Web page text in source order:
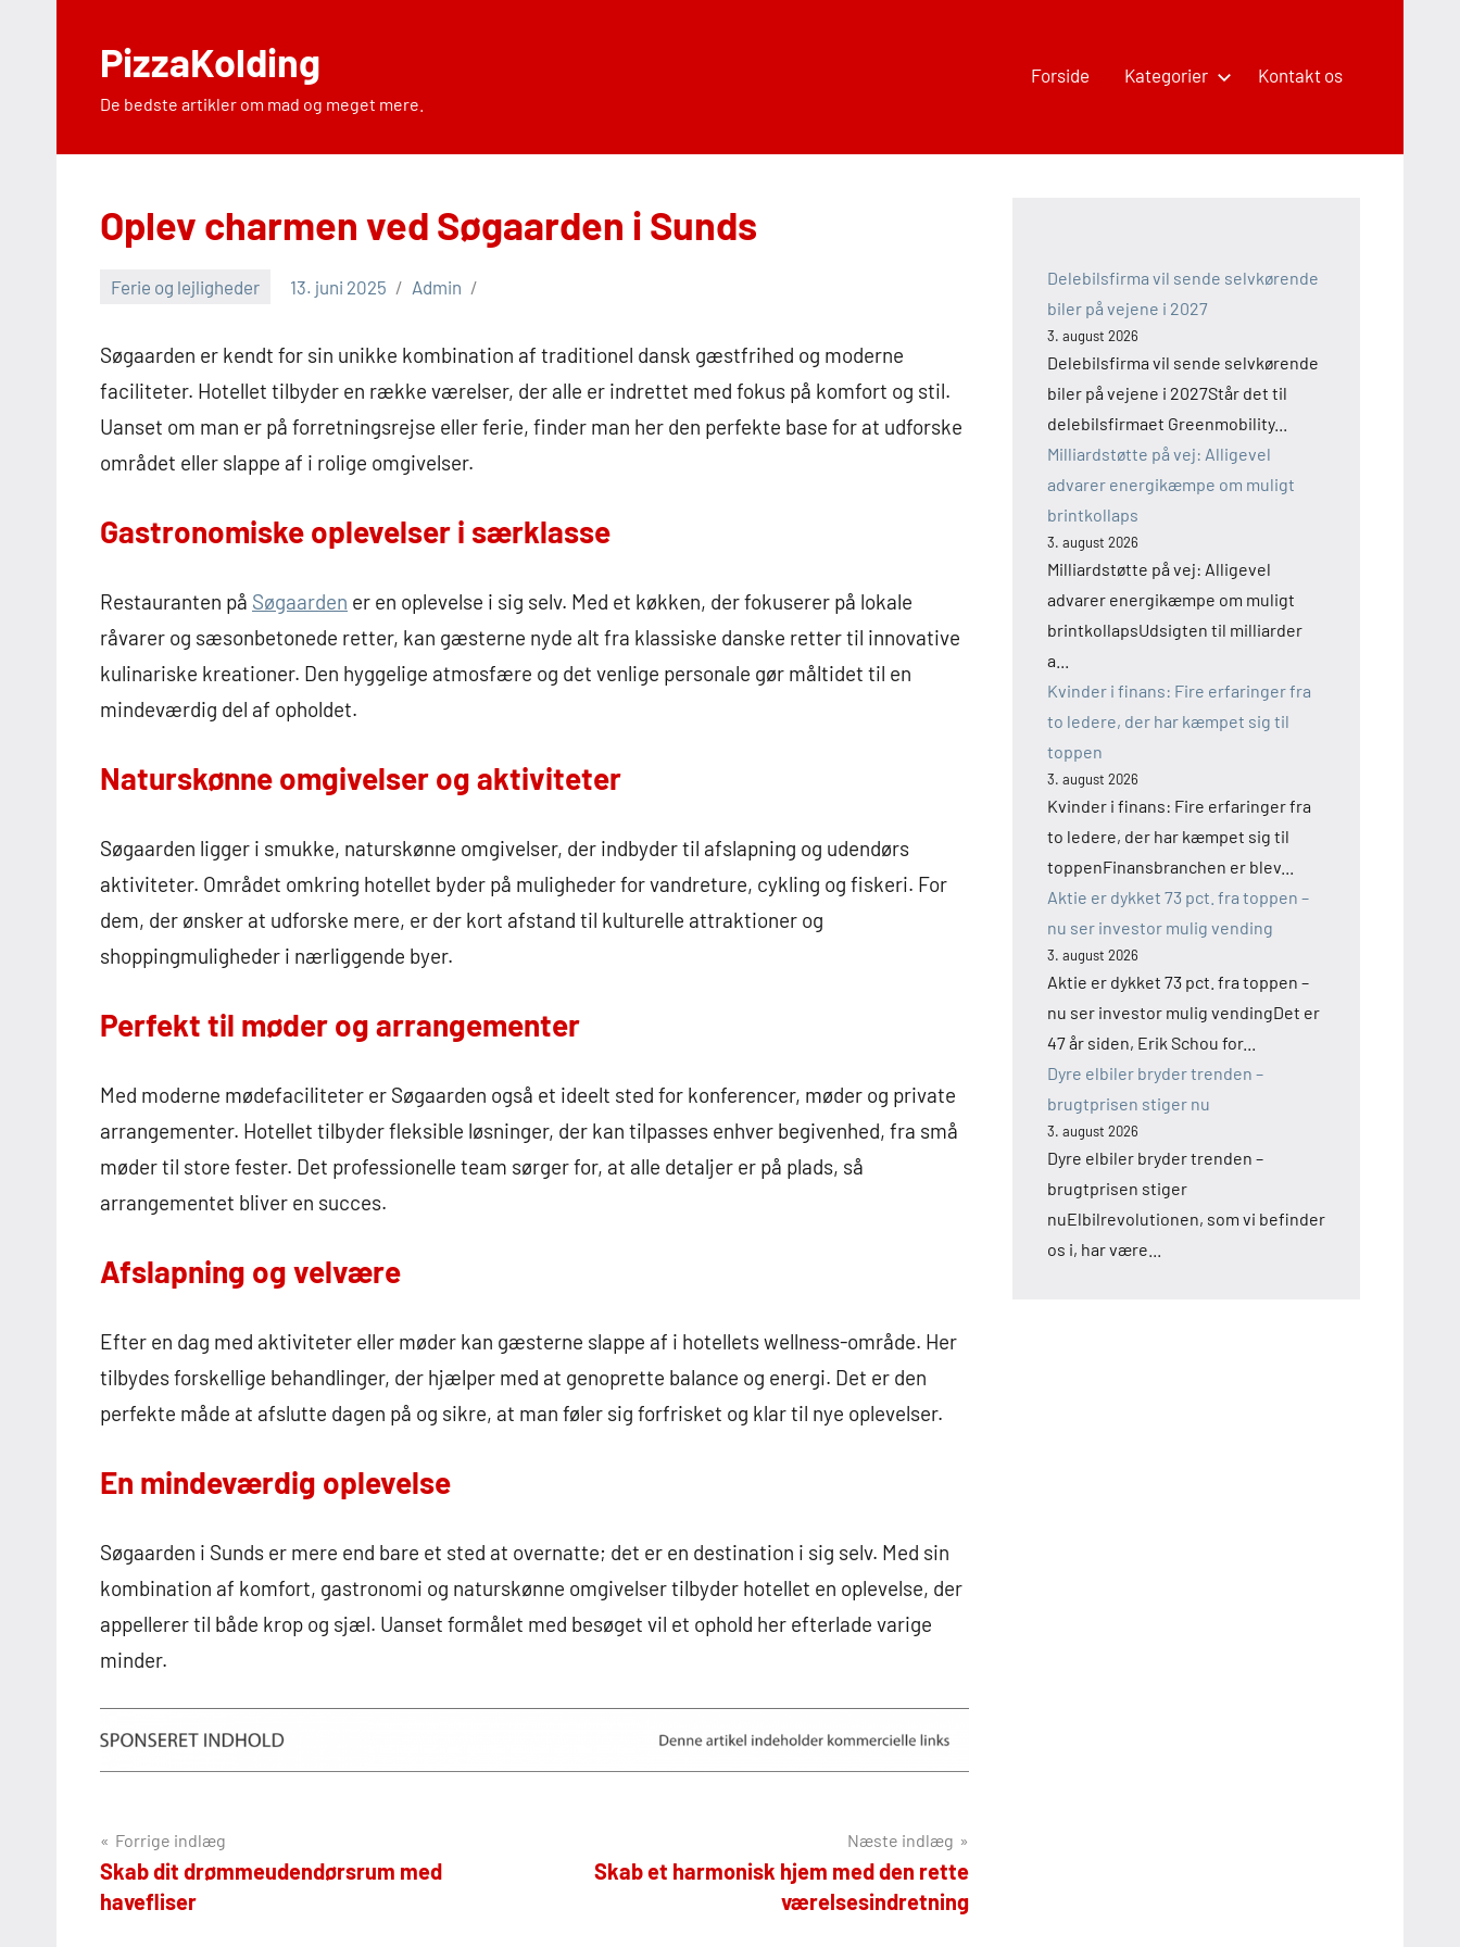
indholdPizzaKolding
De bedste artikler om mad og meget mere.
Forside Kategorier Kontakt os
Oplev charmen ved Søgaarden i Sunds
Ferie og lejligheder 13. juni 2025 Admin
Søgaarden er kendt for sin unikke kombination af traditionel dansk gæstfrihed og moderne
faciliteter. Hotellet tilbyder en række værelser, der alle er indrettet med fokus på komfort og stil.
Uanset om man er på forretningsrejse eller ferie, finder man her den perfekte base for at udforske
området eller slappe af i rolige omgivelser.
Gastronomiske oplevelser i særklasse
Restauranten på Søgaarden er en oplevelse i sig selv. Med et køkken, der fokuserer på lokale
råvarer og sæsonbetonede retter, kan gæsterne nyde alt fra klassiske danske retter til innovative
kulinariske kreationer. Den hyggelige atmosfære og det venlige personale gør måltidet til en
mindeværdig del af opholdet.
Naturskønne omgivelser og aktiviteter
Søgaarden ligger i smukke, naturskønne omgivelser, der indbyder til afslapning og udendørs
aktiviteter. Området omkring hotellet byder på muligheder for vandreture, cykling og fiskeri. For
dem, der ønsker at udforske mere, er der kort afstand til kulturelle attraktioner og
shoppingmuligheder i nærliggende byer.
Perfekt til møder og arrangementer
Med moderne mødefaciliteter er Søgaarden også et ideelt sted for konferencer, møder og private
arrangementer. Hotellet tilbyder fleksible løsninger, der kan tilpasses enhver begivenhed, fra små
møder til store fester. Det professionelle team sørger for, at alle detaljer er på plads, så
arrangementet bliver en succes.
Afslapning og velvære
Efter en dag med aktiviteter eller møder kan gæsterne slappe af i hotellets wellness-område. Her
tilbydes forskellige behandlinger, der hjælper med at genoprette balance og energi. Det er den
perfekte måde at afslutte dagen på og sikre, at man føler sig forfrisket og klar til nye oplevelser.
En mindeværdig oplevelse
Søgaarden i Sunds er mere end bare et sted at overnatte; det er en destination i sig selv. Med sin
kombination af komfort, gastronomi og naturskønne omgivelser tilbyder hotellet en oplevelse, der
appellerer til både krop og sjæl. Uanset formålet med besøget vil et ophold her efterlade varige
minder.
Indlægsnavigation
Forrige indlæg
Skab dit drømmeudendørsrum med
havefliser
Næste indlæg
Skab et harmonisk hjem med den rette
værelsesindretning
Delebilsfirma vil sende selvkørende
biler på vejene i 2027
3. august 2026
Delebilsfirma vil sende selvkørende
biler på vejene i 2027Står det til
delebilsfirmaet Greenmobility...
Milliardstøtte på vej: Alligevel
advarer energikæmpe om muligt
brintkollaps
3. august 2026
Milliardstøtte på vej: Alligevel
advarer energikæmpe om muligt
brintkollapsUdsigten til milliarder
a...
Kvinder i finans: Fire erfaringer fra
to ledere, der har kæmpet sig til
toppen
3. august 2026
Kvinder i finans: Fire erfaringer fra
to ledere, der har kæmpet sig til
toppenFinansbranchen er blev...
Aktie er dykket 73 pct. fra toppen –
nu ser investor mulig vending
3. august 2026
Aktie er dykket 73 pct. fra toppen –
nu ser investor mulig vendingDet er
47 år siden, Erik Schou for...
Dyre elbiler bryder trenden –
brugtprisen stiger nu
3. august 2026
Dyre elbiler bryder trenden –
brugtprisen stiger
nuElbilrevolutionen, som vi befinder
os i, har være...